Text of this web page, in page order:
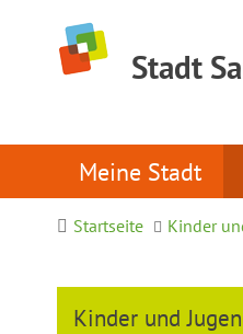
Stadt
Meine Stadt
Startseite Kinder
Kinder und